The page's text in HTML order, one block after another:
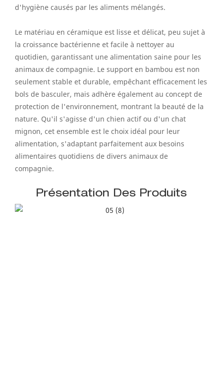
d'hygiène causés par les aliments mélangés.
Le matériau en céramique est lisse et délicat, peu sujet à
la croissance bactérienne et facile à nettoyer au
quotidien, garantissant une alimentation saine pour les
animaux de compagnie. Le support en bambou est non
seulement stable et durable, empêchant efficacement les
bols de basculer, mais adhère également au concept de
protection de l'environnement, montrant la beauté de la
nature. Qu'il s'agisse d'un chien actif ou d'un chat
mignon, cet ensemble est le choix idéal pour leur
alimentation, s'adaptant parfaitement aux besoins
alimentaires quotidiens de divers animaux de
compagnie.
Présentation Des Produits